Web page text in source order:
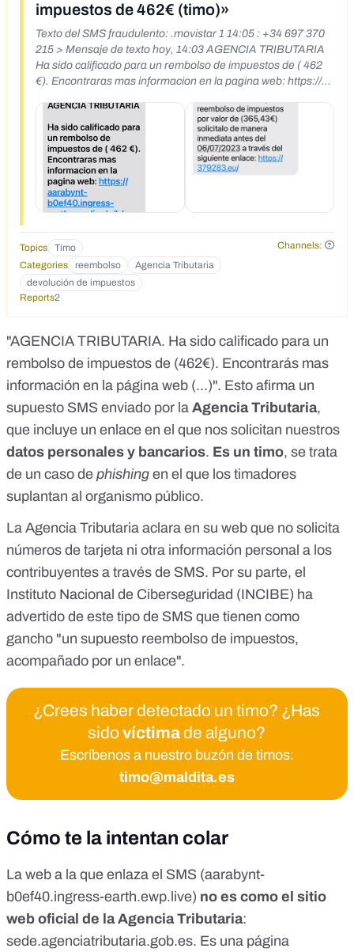
impuestos de 462€ (timo)»
Texto del SMS fraudulento: .movistar 1 14:05 : +34 697 370
215 > Mensaje de texto hoy, 14:03 AGENCIA TRIBUTARIA
Ha sido calificado para un rembolso de impuestos de ( 462
€). Encontraras mas informacion en la pagina web: https://
Mensaje de texto A
Topics Timo
Channels:
Categories
reembolso
Agencia Tributaria
devolución de impuestos
Reports2
"AGENCIA TRIBUTARIA. Ha sido calificado para un
rembolso de impuestos de (462€). Encontrarás mas
información en la página web (...)". Esto afirma un
supuesto SMS enviado por la Agencia Tributaria,
que incluye un enlace en el que nos solicitan nuestros
datos personales y bancarios. Es un timo, se trata
de un caso de phishing en el que los timadores
suplantan al organismo público.
La Agencia Tributaria aclara en su web que no solicita
números de tarjeta ni otra información personal a los
contribuyentes a través de SMS. Por su parte, el
Instituto Nacional de Ciberseguridad (INCIBE) ha
advertido de este tipo de SMS que tienen como
gancho "un supuesto reembolso de impuestos,
acompañado por un enlace".
¿Crees haber detectado un timo? ¿Has
sidovíctimade alguno?
Escríbenos a nuestro buzón de timos:
timo@maldita.es
Cómo te la intentan colar
La web a la que enlaza el SMS (aarabynt-
b0ef40.ingress-earth.ewp.live) no es como el sitio
web oficial de la Agencia Tributaria:
sede.agenciatributaria.gob.es. Es una página